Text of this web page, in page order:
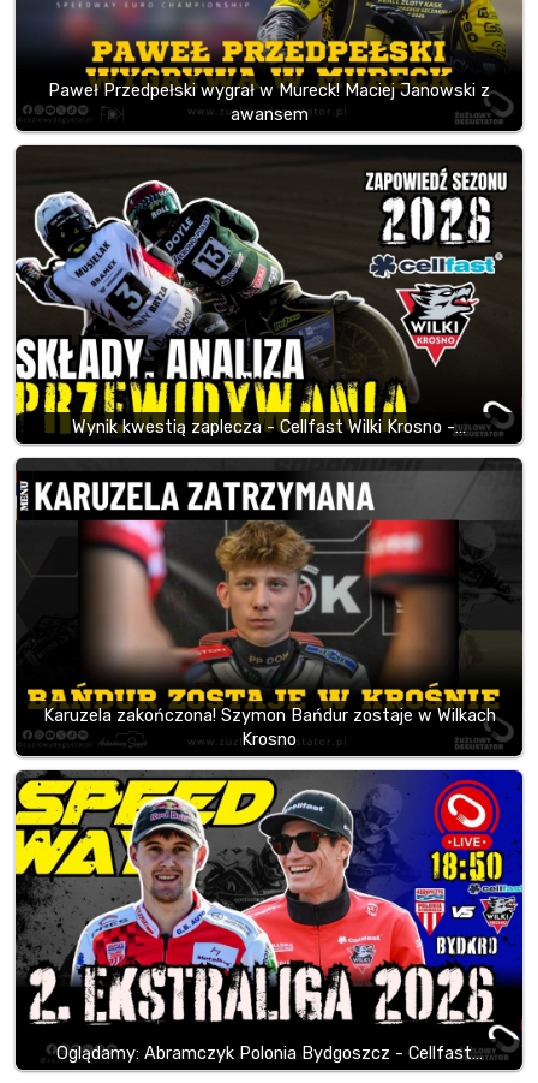
Paweł Przedpełski wygrał w Mureck! Maciej Janowski z
awansem
Wynik kwestią zaplecza - Cellfast Wilki Krosno -…
Karuzela zakończona! Szymon Bańdur zostaje w Wilkach
Krosno
Oglądamy: Abramczyk Polonia Bydgoszcz - Cellfast…